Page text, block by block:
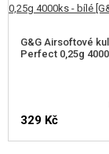
zbraních obvyklé,
níže ve Vhodném
V balení také
G&G Airsoftové
Perfect 0,25g
329 Kč